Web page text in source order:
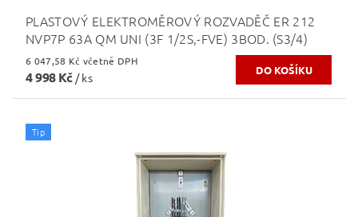
PLASTOVÝ ELEKTROMĚROVÝ ROZVADĚČ ER 212
NVP7P 63A QM UNI (3F 1/2S,-FVE) 3BOD. (S3/4)
6 047,58 Kč včetně DPH
4 998 Kč / ks
Tip